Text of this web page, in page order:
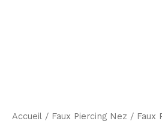
Accueil / Faux Piercing Nez / Faux